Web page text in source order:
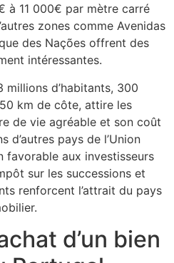
à 11 000€ par mètre carré
zones comme Avenidas
des Nações offrent des
intéressantes.
millions d’habitants, 300
km de côte, attire les
de vie agréable et son coût
d’autres pays de l’Union
favorable aux investisseurs
sur les successions et
renforcent l’attrait du pays
d’un bien